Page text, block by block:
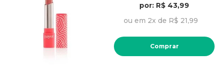
por: R$ 43,99
ou em 2x de R$ 21,99
Comprar